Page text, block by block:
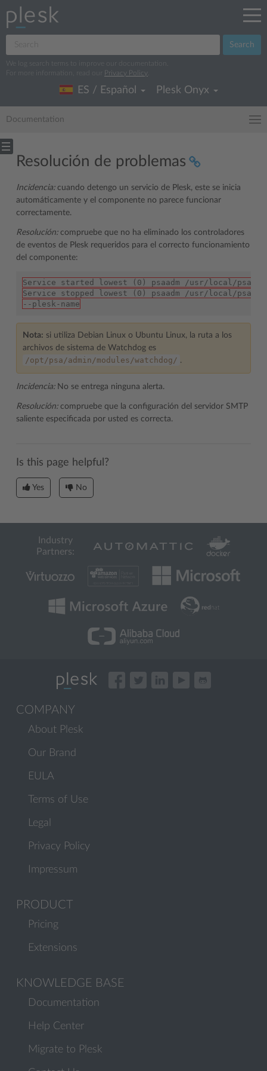
Search
We log search terms to improve our documentation.
For more information, read our
Privacy Policy
ES / Español Plesk Onyx
Documentation
Resolución de problemas
Incidencia:cuando detengo un servicio de Plesk, este se inicia
automáticamente y el componente no parece funcionar
correctamente.
Resolución:compruebe que no ha eliminado los controladores
de eventos de Plesk requeridos para el correcto funcionamiento
del componente:
Service started lowest (0) psaadm /usr/local/psa/
Service stopped lowest (0) psaadm /usr/local/psa/
--plesk-name
Nota: si utiliza Debian Linux o Ubuntu Linux, la ruta a los
archivos de sistema de Watchdog es
/opt/psa/admin/modules/watchdog/ .
Incidencia:No se entrega ninguna alerta.
Resolución:compruebe que la configuración del servidor SMTP
saliente especificada por usted es correcta.
Is this page helpful?
Yes No
Industry
Partners:
COMPANY
About Plesk
Our Brand
EULA
Terms of Use
Legal
Privacy Policy
Impressum
PRODUCT
Pricing
Extensions
KNOWLEDGE BASE
Documentation
Help Center
Migrate to Plesk